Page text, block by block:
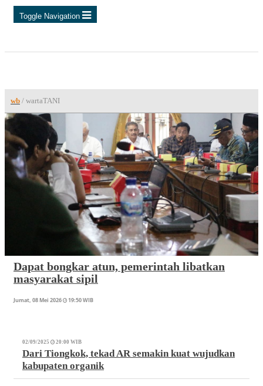
Toggle Navigation
wb / wartaTANI
Dapat bongkar atun, pemerintah libatkan
masyarakat sipil
Jumat, 08 Mei 2026 19:50 WIB
02/09/2025 20:00 WIB
Dari Tiongkok, tekad AR semakin kuat wujudkan
kabupaten organik